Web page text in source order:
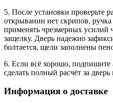
5. После установки проверьте
открывании нет скрипов,
применять чрезмерных усилий
защелку. Дверь надежно
болтается, щели заполнены
6. Если всё хорошо, подпишите
сделать полный расчёт за
Информация о доставке